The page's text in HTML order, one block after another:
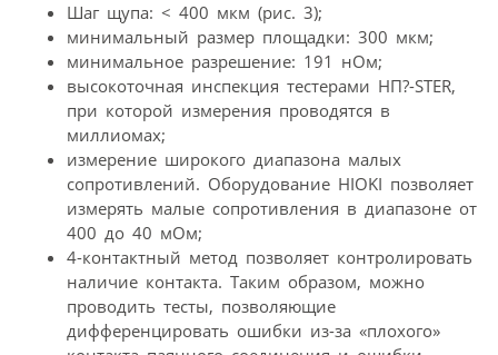
Шаг щупа: < 400 мкм (рис. 3);
минимальный размер площадки: 300 мкм;
минимальное разрешение: 191 нОм;
высокоточная инспекция тестерами ΗΠ?-STER,
при которой измерения проводятся в
миллиомах;
измерение широкого диапазона малых
сопротивлений. Оборудование HIOKI позволяет
измерять малые сопротивления в диапазоне от
400 до 40 мОм;
4-контактный метод позволяет контролировать
наличие контакта. Таким образом, можно
проводить тесты, позволяющие
дифференцировать ошибки из-за «плохого»